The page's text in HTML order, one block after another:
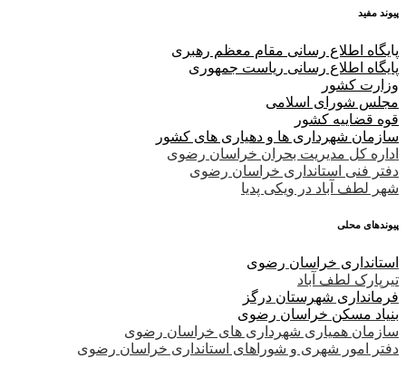
پیوند مفید
پایگاه اطلاع رسانی مقام معظم رهبری
پایگاه اطلاع رسانی ریاست جمهوری
وزارت کشور
مجلس شورای اسلامی
قوه قضاییه کشور
سازمان شهرداری ها و دهیاری های کشور
اداره کل مدیریت بحران خراسان رضوی
دفتر فنی استانداری خراسان رضوی
شهر لطف آباد در ویکی پدیا
پیوندهای محلی
استانداری خراسان رضوی
تیرپارک لطف آباد
فرمانداری شهرستان درگز
بنیاد مسکن خراسان رضوی
سازمان همیاری شهرداری های خراسان رضوی
دفتر امور شهری و شوراهای استانداری خراسان رضوی